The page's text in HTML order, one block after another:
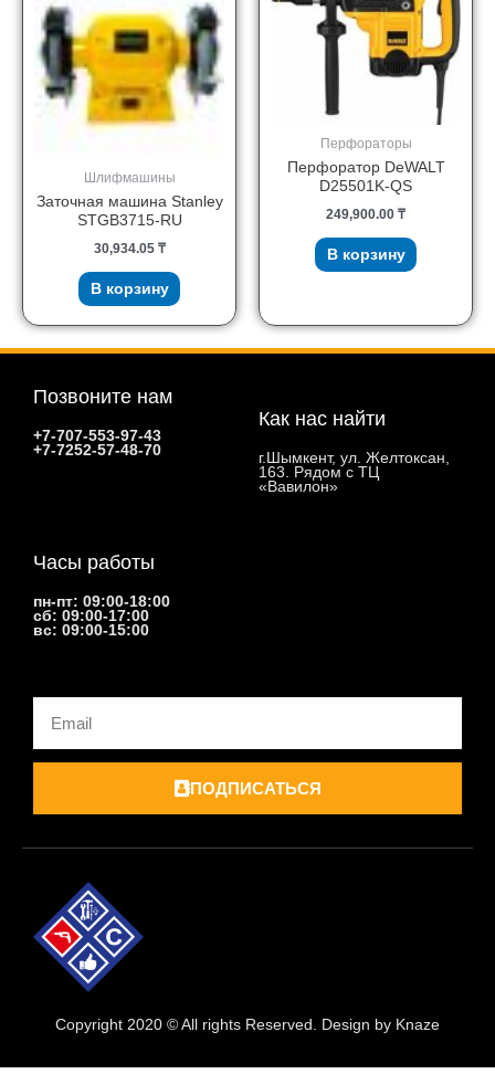
Шлифмашины
Заточная машина Stanley
STGB3715-RU
30,934.05 ₸
В корзину
Перфораторы
Перфоратор DeWALT
D25501K-QS
249,900.00 ₸
В корзину
Позвоните нам
+7-707-553-97-43
+7-7252-57-48-70
Как нас найти
г.Шымкент, ул. Желтоксан,
163. Рядом с ТЦ
«Вавилон»
Часы работы
пн-пт: 09:00-18:00
сб: 09:00-17:00
вс: 09:00-15:00
Email
ПОДПИСАТЬСЯ
Copyright 2020 © All rights Reserved. Design by Knaze